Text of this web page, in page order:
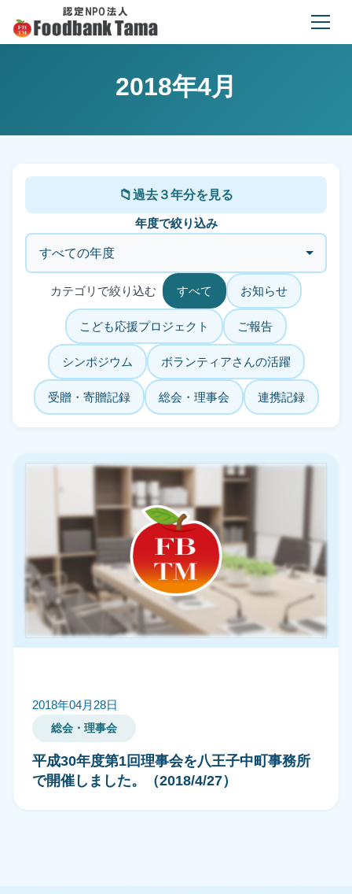
2018年4月
過去３年分を見る
年度で絞り込み
カテゴリで絞り込む すべて お知らせ
こども応援プロジェクト ご報告
シンポジウム ボランティアさんの活躍
受贈・寄贈記録 総会・理事会 連携記録
2018年04月28日
総会・理事会
平成30年度第1回理事会を八王子中町事務所
で開催しました。（2018/4/27）